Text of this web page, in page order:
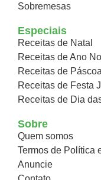
Sobremesas
Especiais
Receitas de Natal
Receitas de Ano
Receitas de Páscoa
Receitas de Festa
Receitas de Dia
Sobre
Quem somos
Termos de Política
Anuncie